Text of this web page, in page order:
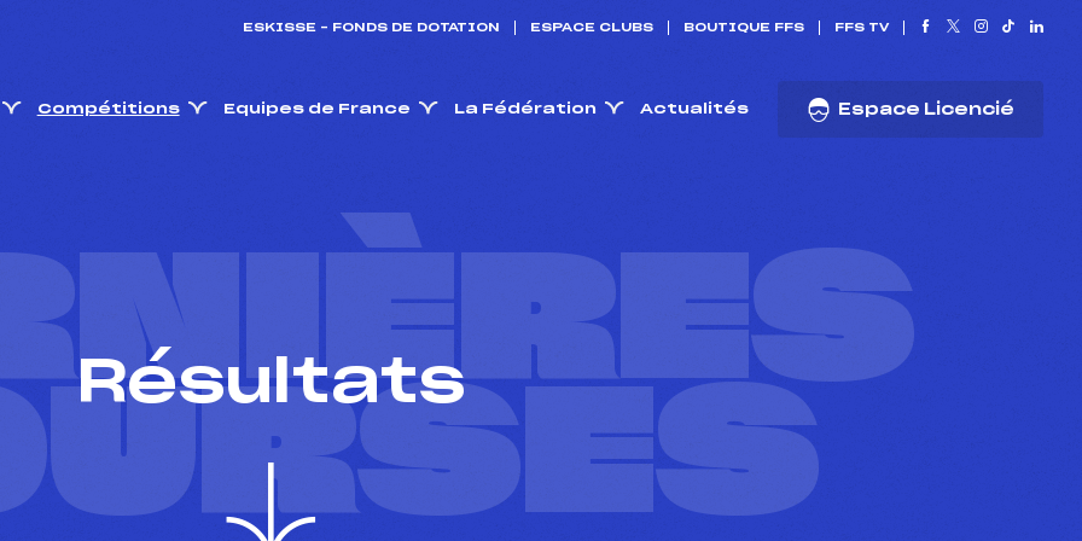
ESKISSE – FONDS DE DOTATION ESPACE CLUBS BOUTIQUE FFS FFS TV
Compétitions Equipes de France La Fédération Actualités Espace Licencié
Résultats